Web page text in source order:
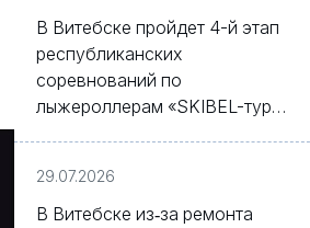
В Витебске пройдет 4-й этап
республиканских
соревнований по
лыжероллерам «SKIBEL-тур
29.07.2026
В Витебске из‑за ремонта